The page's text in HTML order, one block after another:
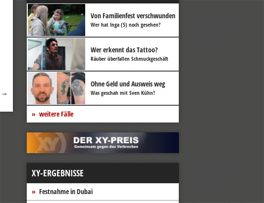
→
Von Familienfest verschwunden
Wer hat Inga (5) noch gesehen?
Wer erkennt das Tattoo?
Räuber überfallen Schmuckgeschäft
Ohne Geld und Ausweis weg
Was geschah mit Sven Kühn?
weitere Fälle
XY-ERGEBNISSE
Festnahme in Dubai